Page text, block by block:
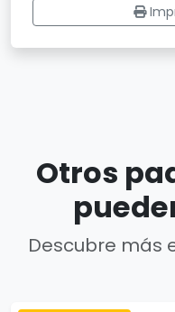
Otros
Descubre más